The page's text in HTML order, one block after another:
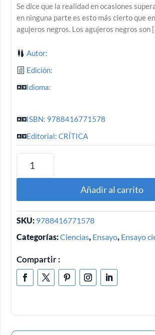
Se dice que la realidad en ocasiones
en ninguna parte es esto más cierto que
agujeros negros. Los agujeros negros son
Autor:
Edición:
Idioma:
ISBN: 9788416771578
Editorial: CRÍTICA
Añadir al carrito
SKU: 9788416771578
Categorías:Ciencias, Ensayo, Ensayo
Compartir :